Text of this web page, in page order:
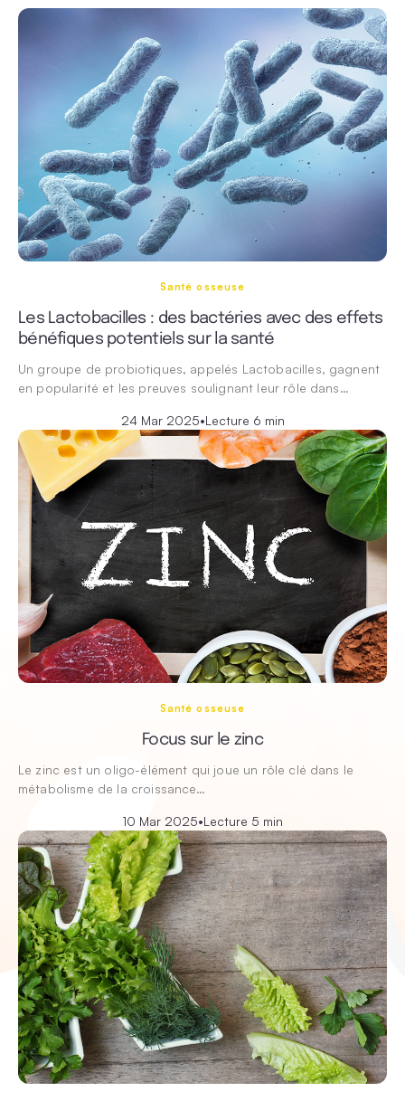
Santé osseuse
Les Lactobacilles : des bactéries avec des effets
bénéfiques potentiels sur la santé
Un groupe de probiotiques, appelés Lactobacilles, gagnent
en popularité et les preuves soulignant leur rôle dans…
24 Mar 2025•Lecture 6 min
Santé osseuse
Focus sur le zinc
Le zinc est un oligo-élément qui joue un rôle clé dans le
métabolisme de la croissance…
10 Mar 2025•Lecture 5 min